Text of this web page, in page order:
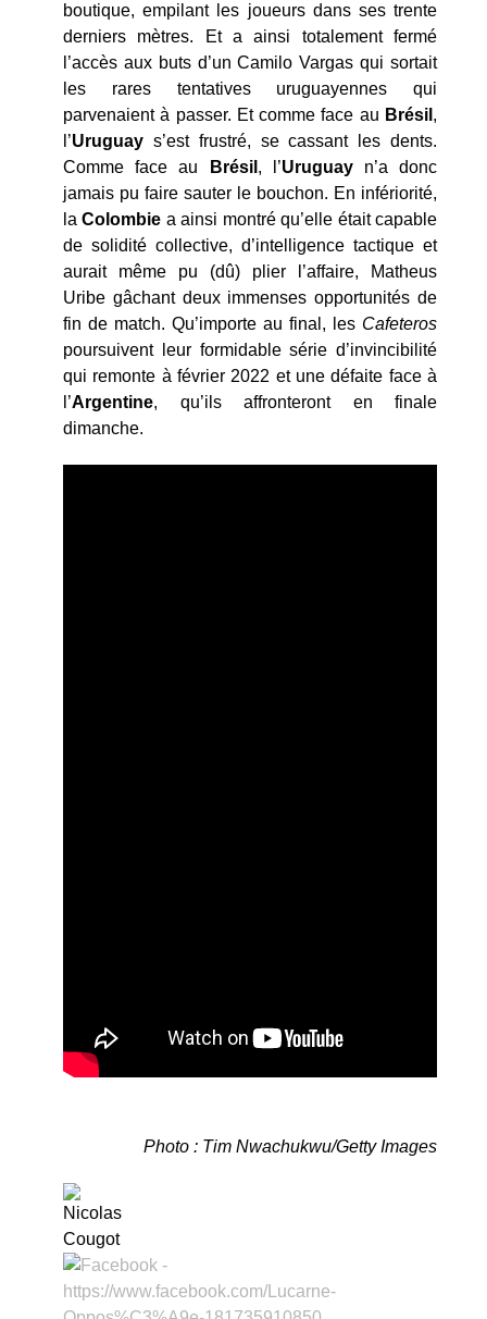
boutique, empilant les joueurs dans ses trente
derniers mètres. Et a ainsi totalement fermé
l’accès aux buts d’un Camilo Vargas qui sortait
les rares tentatives uruguayennes qui
parvenaient à passer. Et comme face au Brésil ,
l’Uruguay s’est frustré, se cassant les dents.
Comme face au
Brésil , l’Uruguay n’a donc
jamais pu faire sauter le bouchon. En infériorité,
laColombie a ainsi montré qu’elle était capable
de solidité collective, d’intelligence tactique et
aurait même pu (dû) plier l’affaire, Matheus
Uribe gâchant deux immenses opportunités de
fin de match. Qu’importe au final, les Cafeteros
poursuivent leur formidable série d’invincibilité
qui remonte à février 2022 et une défaite face à
l’Argentine, qu’ils affronteront en finale
dimanche.
Photo : Tim Nwachukwu/Getty Images